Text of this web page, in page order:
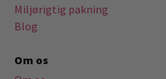
Miljørigtig pakning
Blog
Om os